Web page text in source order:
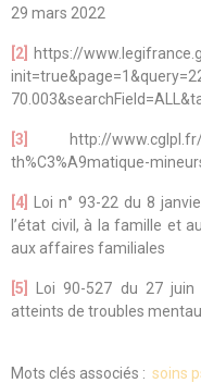
29 mars 2022
[2]
https://
[3]
http://
th%C3%A9matique-
[4]
Loi n° 93-22 du 8
l’état civil, à la famille et
aux affaires familiales
[5]
Loi 90-527 du 27
atteints de troubles
Mots clés associés : soins